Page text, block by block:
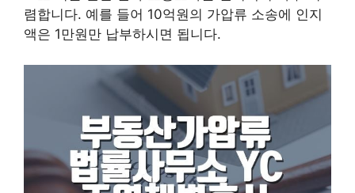
렴합니다. 예를 들어 10억원의 가압류 소송에 인지
액은 1만원만 납부하시면 됩니다.